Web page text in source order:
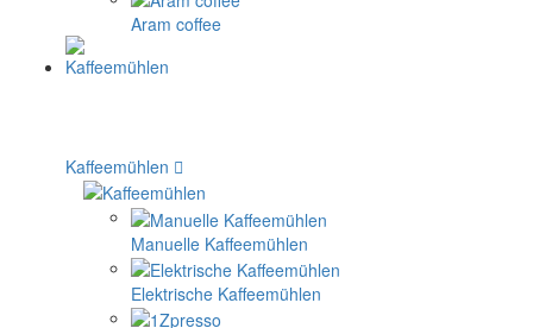
Aram coffee
Kaffeemühlen
Manuelle Kaffeemühlen
Elektrische Kaffeemühlen